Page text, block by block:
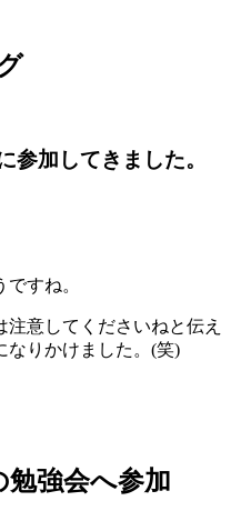
参加してきました。
すね。
意してくださいねと伝え
なりかけました。(笑)
勉強会へ参加